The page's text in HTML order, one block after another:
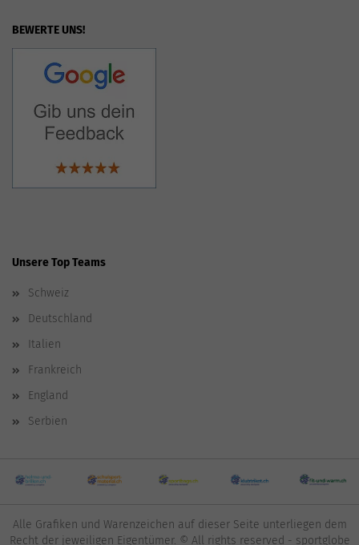
BEWERTE UNS!
Unsere Top Teams
Schweiz
Deutschland
Italien
Frankreich
England
Serbien
Alle Grafiken und Warenzeichen auf dieser Seite unterliegen dem
Recht der jeweiligen Eigentümer. © All rights reserved - sportglobe